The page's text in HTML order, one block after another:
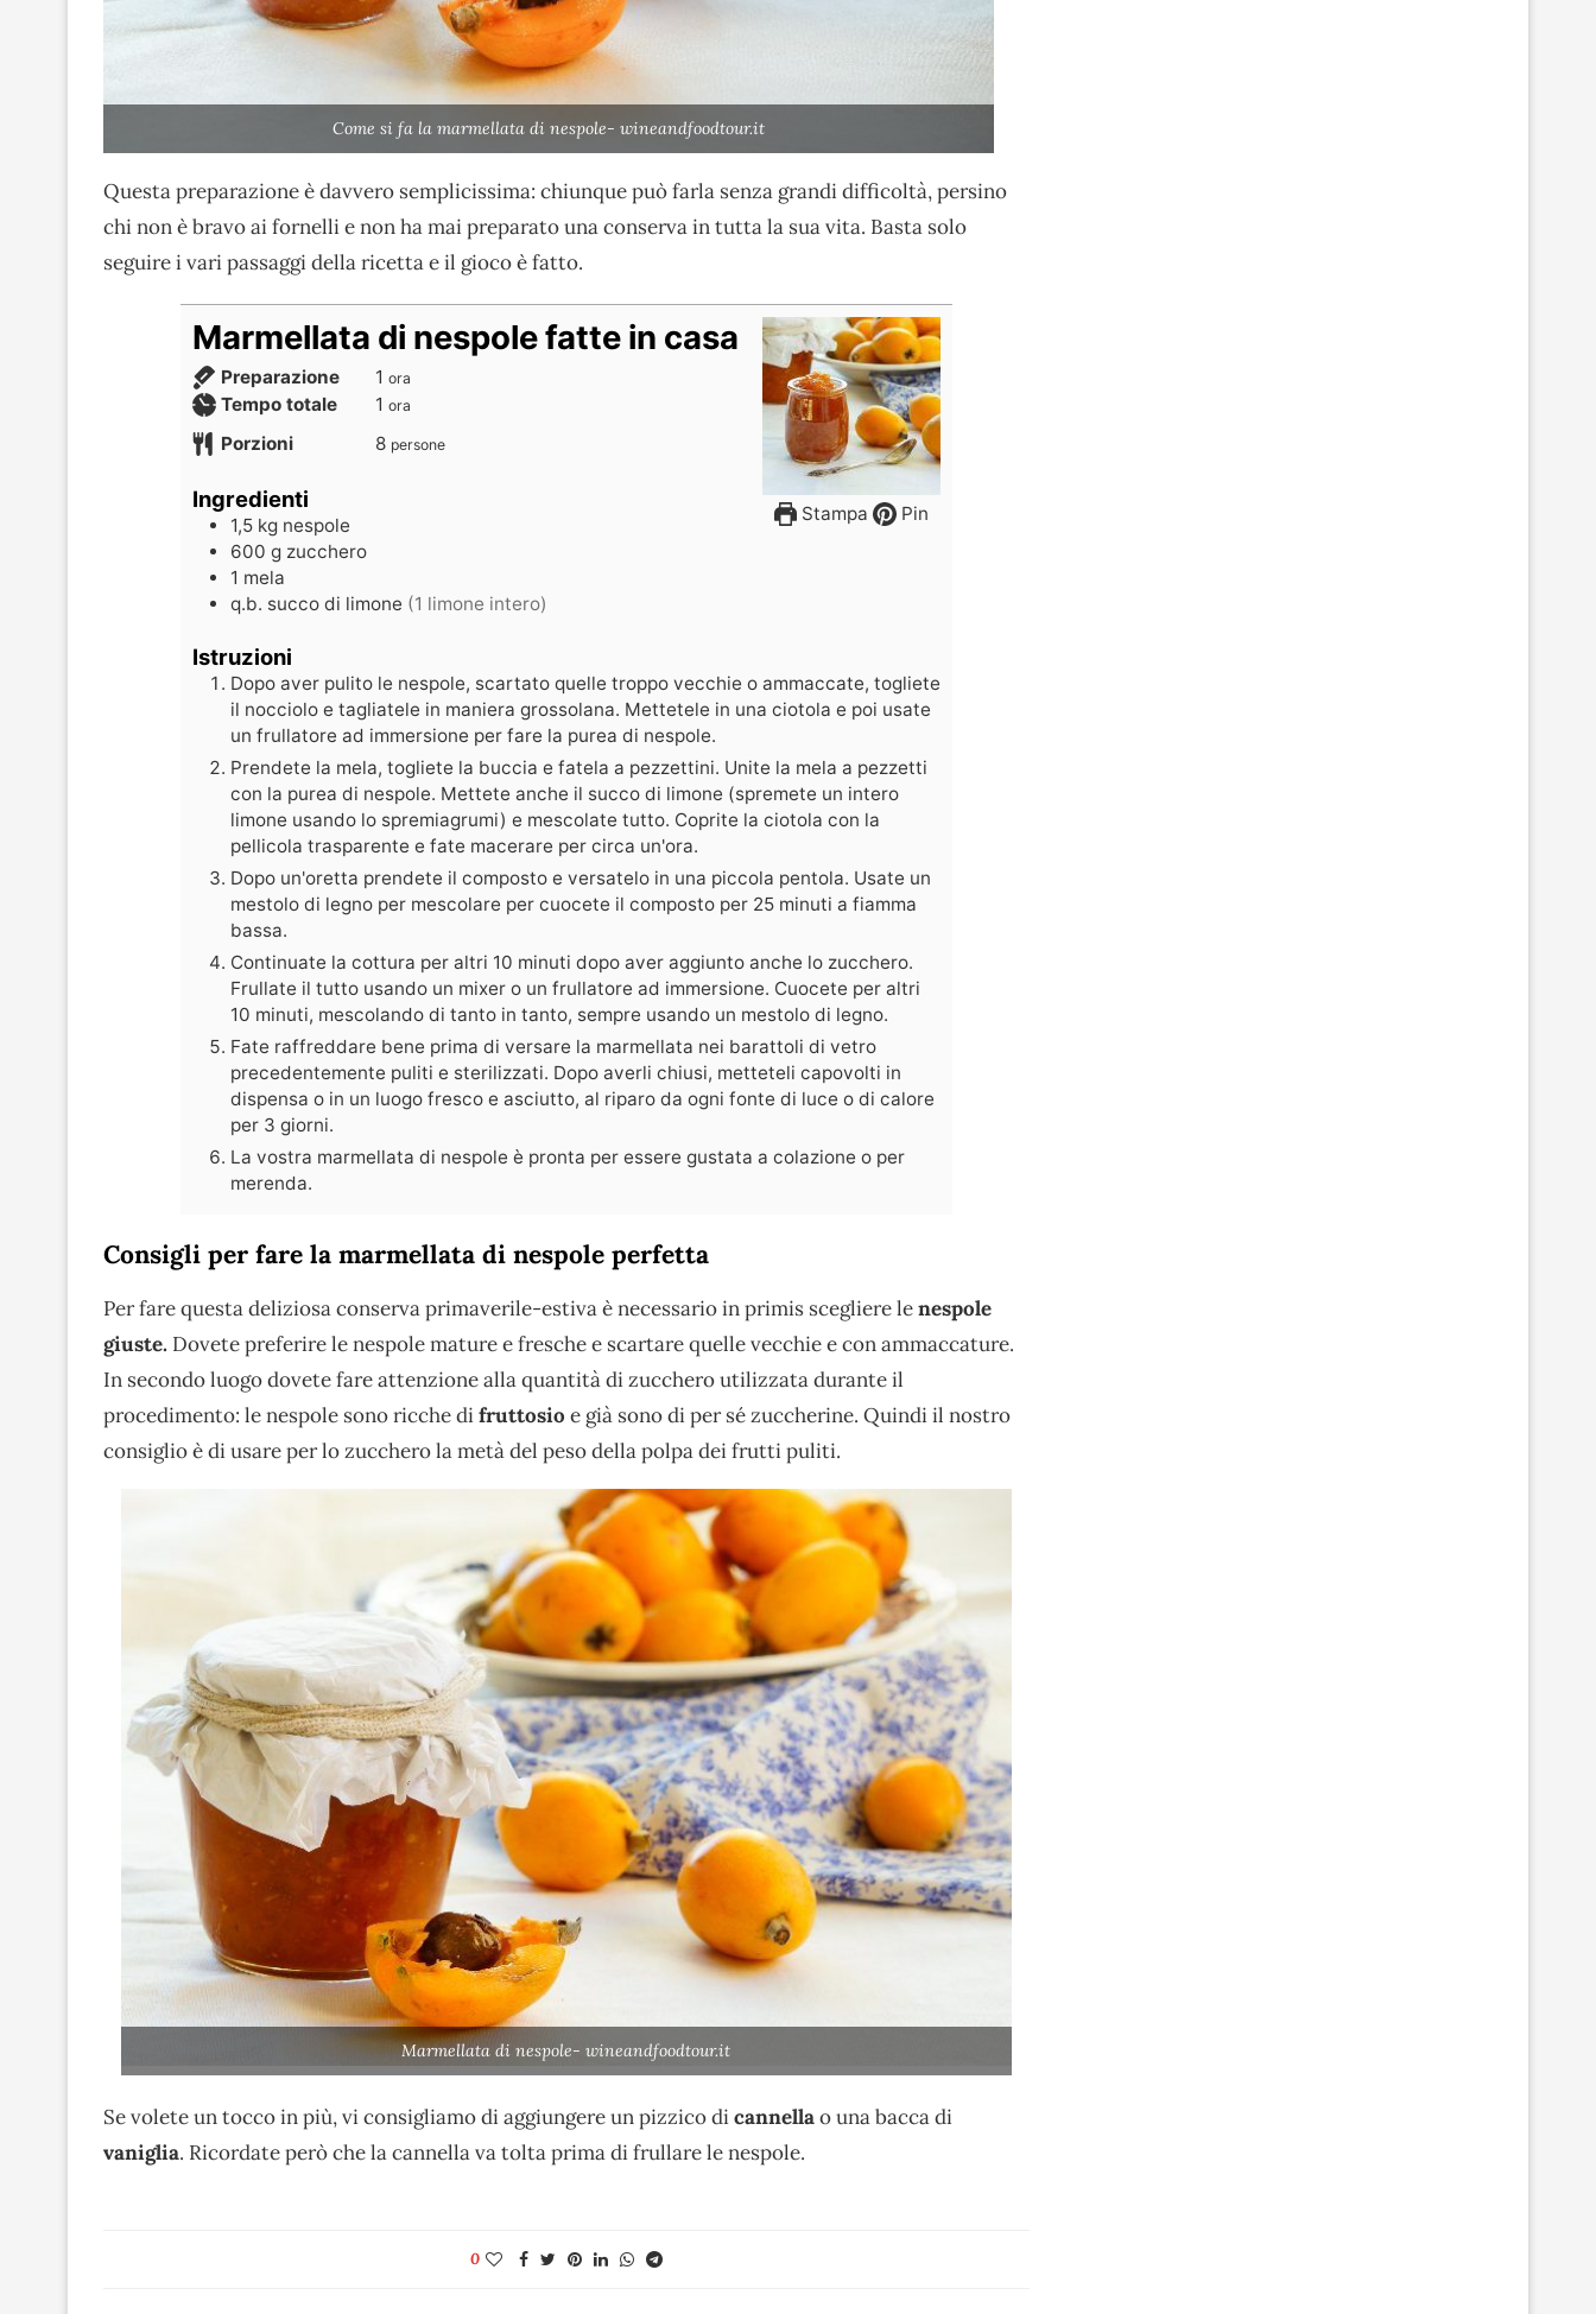
Come si fa la marmellata di nespole- wineandfoodtour.it
Questa preparazione è davvero semplicissima: chiunque può farla senza grandi difficoltà, persino
chi non è bravo ai fornelli e non ha mai preparato una conserva in tutta la sua vita. Basta solo
seguire i vari passaggi della ricetta e il gioco è fatto.
Stampa Pin
Marmellata di nespole fatte in casa
Preparazione 1 ora
Tempo totale 1 ora
Porzioni 8 persone
Ingredienti
1,5 kg nespole
600 g zucchero
1 mela
q.b. succo di limone (1 limone intero)
Istruzioni
Dopo aver pulito le nespole, scartato quelle troppo vecchie o ammaccate, togliete
il nocciolo e tagliatele in maniera grossolana. Mettetele in una ciotola e poi usate
un frullatore ad immersione per fare la purea di nespole.
Prendete la mela, togliete la buccia e fatela a pezzettini. Unite la mela a pezzetti
con la purea di nespole. Mettete anche il succo di limone (spremete un intero
limone usando lo spremiagrumi) e mescolate tutto. Coprite la ciotola con la
pellicola trasparente e fate macerare per circa un'ora.
Dopo un'oretta prendete il composto e versatelo in una piccola pentola. Usate un
mestolo di legno per mescolare per cuocete il composto per 25 minuti a fiamma
bassa.
Continuate la cottura per altri 10 minuti dopo aver aggiunto anche lo zucchero.
Frullate il tutto usando un mixer o un frullatore ad immersione. Cuocete per altri
10 minuti, mescolando di tanto in tanto, sempre usando un mestolo di legno.
Fate raffreddare bene prima di versare la marmellata nei barattoli di vetro
precedentemente puliti e sterilizzati. Dopo averli chiusi, metteteli capovolti in
dispensa o in un luogo fresco e asciutto, al riparo da ogni fonte di luce o di calore
per 3 giorni.
La vostra marmellata di nespole è pronta per essere gustata a colazione o per
merenda.
Consigli per fare la marmellata di nespole perfetta
Per fare questa deliziosa conserva primaverile-estiva è necessario in primis scegliere lenespole
giuste. Dovete preferire le nespole mature e fresche e scartare quelle vecchie e con ammaccature.
In secondo luogo dovete fare attenzione alla quantità di zucchero utilizzata durante il
procedimento: le nespole sono ricche difruttosio e già sono di per sé zuccherine. Quindi il nostro
consiglio è di usare per lo zucchero la metà del peso della polpa dei frutti puliti.
Marmellata di nespole- wineandfoodtour.it
Se volete un tocco in più, vi consigliamo di aggiungere un pizzico dicannellao una bacca di
vaniglia. Ricordate però che la cannella va tolta prima di frullare le nespole.
0